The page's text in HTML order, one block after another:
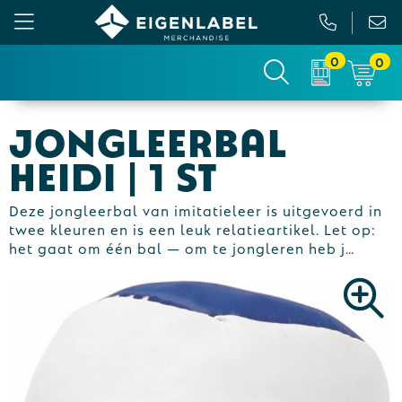
Gezichtsmaskers en mondkapjes
Werkkleding
Sportkleding & Teamwear
T-Shirts
Relatiepakketten
Tassen
Anti-stress
Bidons en Sportflessen
Custom made picknickkleed
Custom made sokken
Sportkratten & bidons
Custom-made paraplu
Custom-made onderzetters
Binnenreclame
Buitenreclame
Vlaggen
Beurs & Presentatie
0 0
Jongleerbal
Heidi | 1 st
Deze jongleerbal van imitatieleer is uitgevoerd in
twee kleuren en is een leuk relatieartikel. Let op:
het gaat om één bal — om te jongleren heb j…